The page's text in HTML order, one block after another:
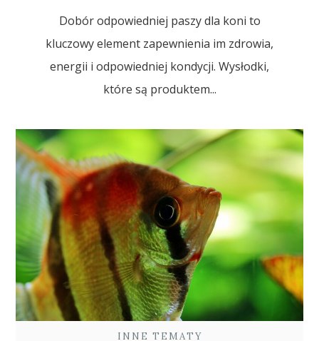
Dobór odpowiedniej paszy dla koni to
kluczowy element zapewnienia im zdrowia,
energii i odpowiedniej kondycji. Wysłodki,
które są produktem...
INNE TEMATY